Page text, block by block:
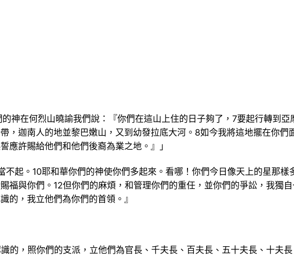
神在何烈山曉諭我們說：『你們在這山上住的日子夠了，7要起行轉到亞
，迦南人的地並黎巴嫩山，又到幼發拉底大河。8如今我將這地擺在你們
應許賜給他們和他們後裔為業之地。』」
起。10耶和華你們的神使你們多起來。看哪！你們今日像天上的星那樣
福與你們。12但你們的麻煩，和管理你們的重任，並你們的爭訟，我獨
的，我立他們為你們的首領。』
的，照你們的支派，立他們為官長、千夫長、百夫長、五十夫長、十夫